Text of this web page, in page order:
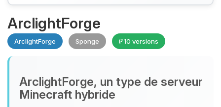
ArclightForge
ArclightForge Sponge 10 versions
ArclightForge, un type de serveur
Minecraft hybride